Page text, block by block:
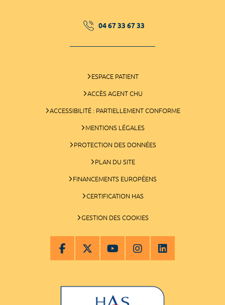
04 67 33 67 33
ESPACE PATIENT
ACCÈS AGENT CHU
ACCESSIBILITÉ : PARTIELLEMENT CONFORME
MENTIONS LÉGALES
PROTECTION DES DONNÉES
PLAN DU SITE
FINANCEMENTS EUROPÉENS
CERTIFICATION HAS
GESTION DES COOKIES